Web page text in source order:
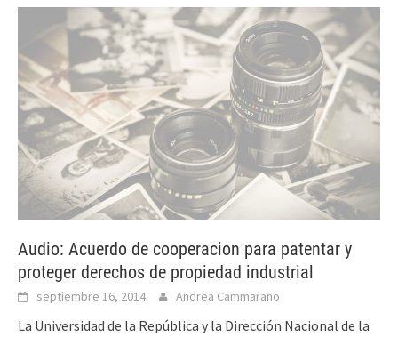
Audio: Acuerdo de cooperacion para patentar y
proteger derechos de propiedad industrial
septiembre 16, 2014 Andrea Cammarano
La Universidad de la República y la Dirección Nacional de la